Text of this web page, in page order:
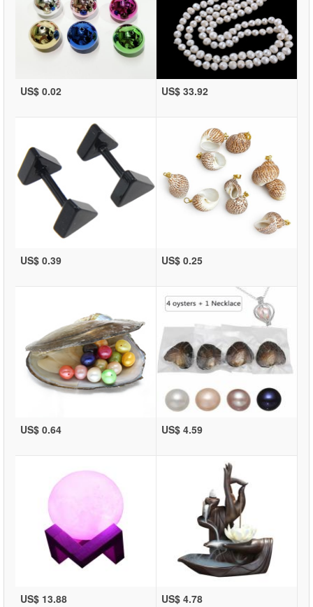
US$ 0.02 US$ 33.92
US$ 0.39 US$ 0.25
US$ 0.64 US$ 4.59
US$ 13.88 US$ 4.78